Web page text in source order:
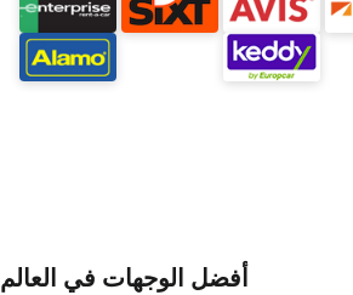
أفضل الوجهات في العالم